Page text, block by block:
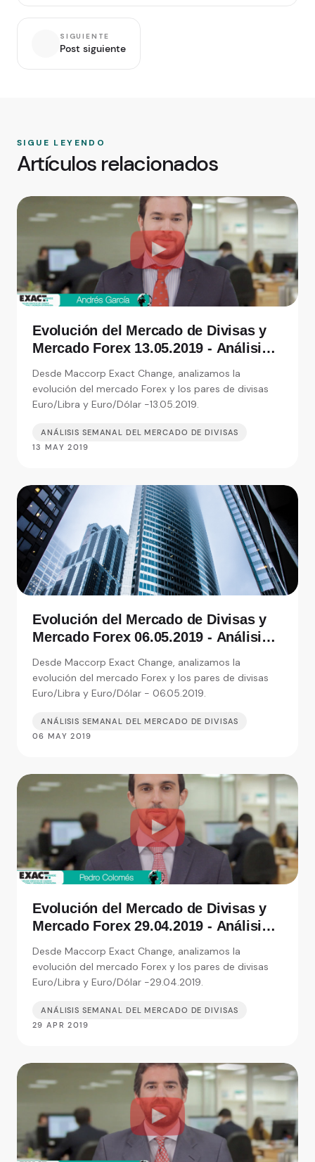
SIGUIENTE
Post siguiente
SIGUE LEYENDO
Artículos relacionados
Evolución del Mercado de Divisas y
Mercado Forex 13.05.2019 - Análisis
de moneda
Desde Maccorp Exact Change, analizamos la
evolución del mercado Forex y los pares de divisas
Euro/Libra y Euro/Dólar -13.05.2019.
ANÁLISIS SEMANAL DEL MERCADO DE DIVISAS
13 MAY 2019
Evolución del Mercado de Divisas y
Mercado Forex 06.05.2019 - Análisis
de moneda
Desde Maccorp Exact Change, analizamos la
evolución del mercado Forex y los pares de divisas
Euro/Libra y Euro/Dólar - 06.05.2019.
ANÁLISIS SEMANAL DEL MERCADO DE DIVISAS
06 MAY 2019
Evolución del Mercado de Divisas y
Mercado Forex 29.04.2019 - Análisis
de moneda
Desde Maccorp Exact Change, analizamos la
evolución del mercado Forex y los pares de divisas
Euro/Libra y Euro/Dólar -29.04.2019.
ANÁLISIS SEMANAL DEL MERCADO DE DIVISAS
29 APR 2019